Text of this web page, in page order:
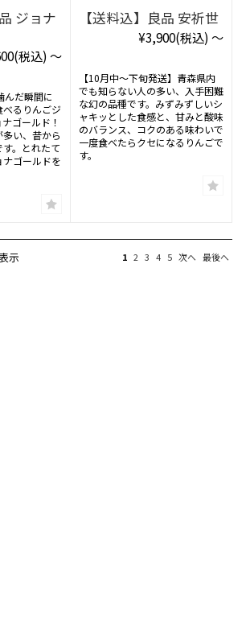
ジョナ
(税込) ～
んだ瞬間に
るりんごジ
ゴールド！
い、昔から
。とれたて
ゴールドを
【送料込】良品 安祈世
¥3,900(税込) ～
【10月中〜下旬発送】青森県内
でも知らない人の多い、入手困難
な幻の品種です。みずみずしいシ
ャキッとした食感と、甘みと酸味
のバランス、コクのある味わいで
一度食べたらクセになるりんごで
す。
示 1 2 3 4 5 次へ 最後へ